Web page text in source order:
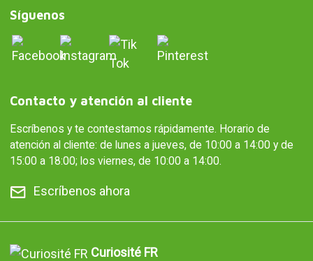
Síguenos
Contacto y atención al cliente
Escríbenos y te contestamos rápidamente. Horario de
atención al cliente: de lunes a jueves, de 10:00 a 14:00 y de
15:00 a 18:00; los viernes, de 10:00 a 14:00.
Escríbenos ahora
Curiosité FR